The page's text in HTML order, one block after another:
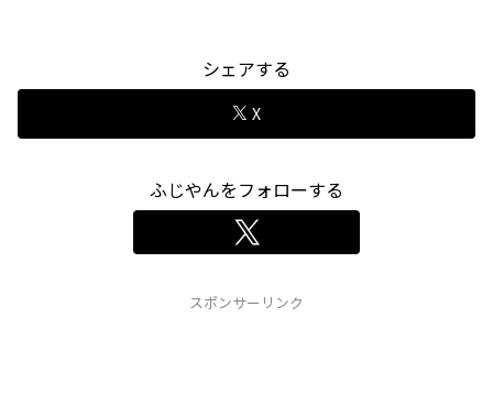
シェアする
X
ふじやんをフォローする
スポンサーリンク